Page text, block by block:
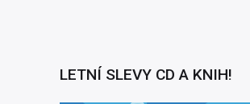
LETNÍ SLEVY CD A KNIH!